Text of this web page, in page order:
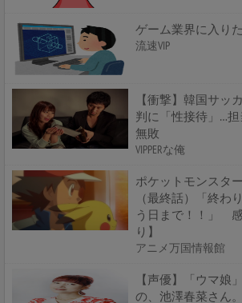
ゲーム業界に入り
流速VIP
【衝撃】韓国サッ
判に「性接待」…
無敗
VIPPERな俺
ポケットモンスタ
（最終話）「終わ
う日まで！！」
り】
アニメ万国情報館
【声優】「ウマ娘
の、池澤春菜さん